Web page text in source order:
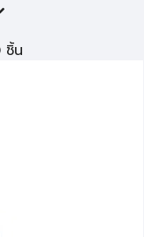
ชิ้น